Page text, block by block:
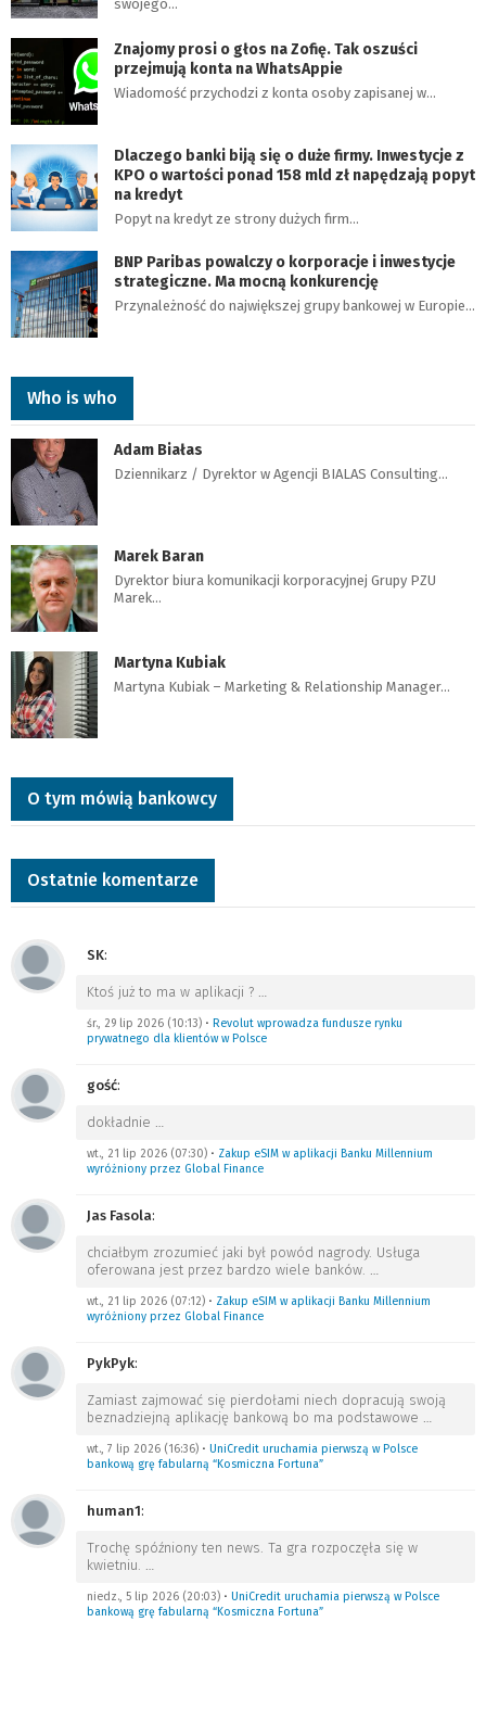
swojego…
Znajomy prosi o głos na Zofię. Tak oszuści
przejmują konta na WhatsAppie
Wiadomość przychodzi z konta osoby zapisanej w…
Dlaczego banki biją się o duże firmy. Inwestycje z
KPO o wartości ponad 158 mld zł napędzają popyt
na kredyt
Popyt na kredyt ze strony dużych firm…
BNP Paribas powalczy o korporacje i inwestycje
strategiczne. Ma mocną konkurencję
Przynależność do największej grupy bankowej w Europie…
Who is who
Adam Białas
Dziennikarz / Dyrektor w Agencji BIALAS Consulting…
Marek Baran
Dyrektor biura komunikacji korporacyjnej Grupy PZU
Marek…
Martyna Kubiak
Martyna Kubiak – Marketing & Relationship Manager…
O tym mówią bankowcy
Ostatnie komentarze
SK:
Ktoś już to ma w aplikacji ? …
śr., 29 lip 2026 (10:13) • Revolut wprowadza fundusze rynku
prywatnego dla klientów w Polsce
gość:
dokładnie …
wt., 21 lip 2026 (07:30) • Zakup eSIM w aplikacji Banku Millennium
wyróżniony przez Global Finance
Jas Fasola:
chciałbym zrozumieć jaki był powód nagrody. Usługa
oferowana jest przez bardzo wiele banków. …
wt., 21 lip 2026 (07:12) • Zakup eSIM w aplikacji Banku Millennium
wyróżniony przez Global Finance
PykPyk:
Zamiast zajmować się pierdołami niech dopracują swoją
beznadziejną aplikację bankową bo ma podstawowe …
wt., 7 lip 2026 (16:36) • UniCredit uruchamia pierwszą w Polsce
bankową grę fabularną “Kosmiczna Fortuna”
human1:
Trochę spóźniony ten news. Ta gra rozpoczęła się w
kwietniu. …
niedz., 5 lip 2026 (20:03) • UniCredit uruchamia pierwszą w Polsce
bankową grę fabularną “Kosmiczna Fortuna”